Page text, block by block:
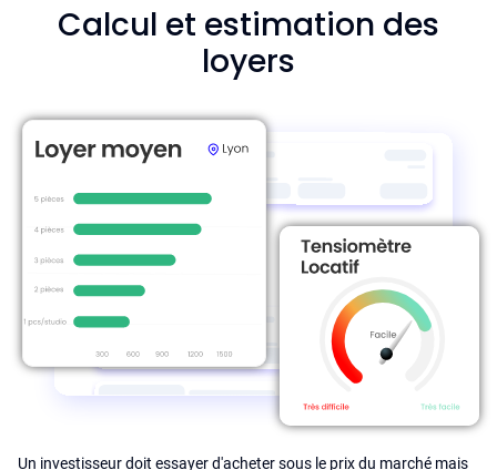
Calcul et estimation des
loyers
Un investisseur doit essayer d'acheter sous le prix du marché mais